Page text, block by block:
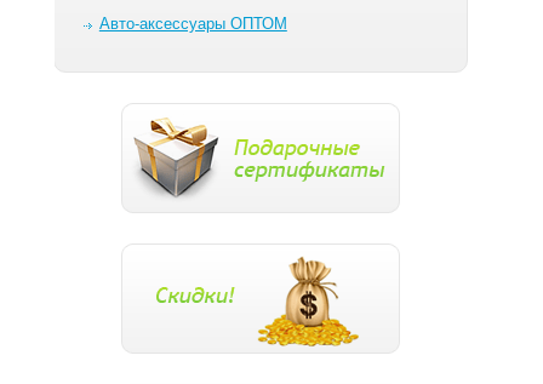
Авто-аксессуары ОПТОМ